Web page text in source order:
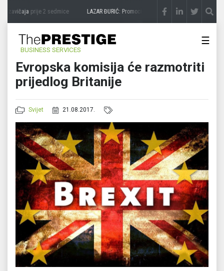
zavičajaprije 2 sedmice LAZAR ĐURIĆ: Promocija potencijal pretvara u destinaciju
BUSINESS SERVICES
☰
Evropska komisija će razmotriti
prijedlog Britanije
Svijet 21.08.2017.